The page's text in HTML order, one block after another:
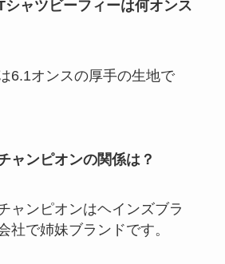
シャツビーフィーは何オンス
6.1オンスの厚手の生地で
ャンピオンの関係は？
ャンピオンはヘインズブラ
社で姉妹ブランドです。